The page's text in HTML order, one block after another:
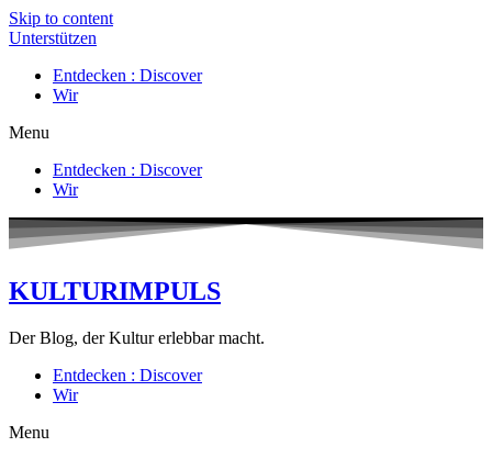
Skip to content
Unterstützen
Entdecken : Discover
Wir
Menu
Entdecken : Discover
Wir
KULTURIMPULS
Der Blog, der Kultur erlebbar macht.
Entdecken : Discover
Wir
Menu